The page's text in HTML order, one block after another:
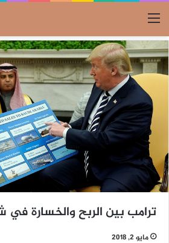
القائمة
ترامب بين الربح والخسارة في
مايو 2, 2018